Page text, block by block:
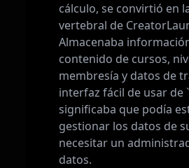
cálculo, se convirtió en
vertebral de
Almacenaba
contenido de cursos,
membresía y datos de
interfaz fácil de usar de
significaba que podía
gestionar los datos de
necesitar un
datos.